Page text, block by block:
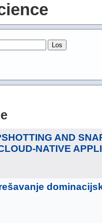
AND
NATIVE